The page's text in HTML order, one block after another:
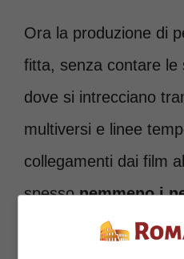
Ora la produzione di
fitta, senza contare le
dove si intrecciano
multiversi e linee
collegamenti dai film
spessonemmeno i
riescono a seguire.